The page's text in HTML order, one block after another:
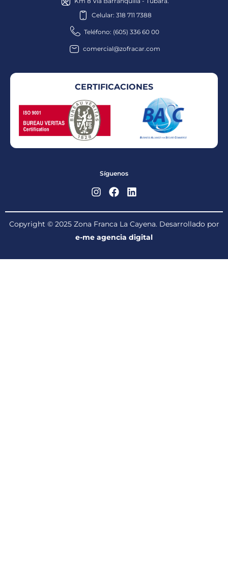
Celular: 318 711 7388
Teléfono: (605) 336 60 00
comercial@zofracar.com
CERTIFICACIONES
Síguenos
Copyright © 2025 Zona Franca La Cayena. Desarrollado por
e-me agencia digital